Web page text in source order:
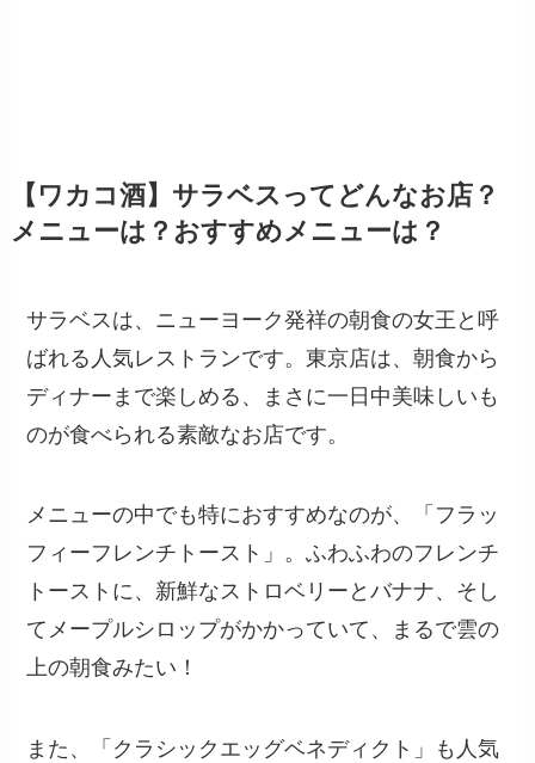
【ワカコ酒】サラベスってどんなお店？
メニューは？おすすめメニューは？
サラベスは、ニューヨーク発祥の朝食の女王と呼
ばれる人気レストランです。東京店は、朝食から
ディナーまで楽しめる、まさに一日中美味しいも
のが食べられる素敵なお店です。
メニューの中でも特におすすめなのが、「フラッ
フィーフレンチトースト」。ふわふわのフレンチ
トーストに、新鮮なストロベリーとバナナ、そし
てメープルシロップがかかっていて、まるで雲の
上の朝食みたい！
また、「クラシックエッグベネディクト」も人気